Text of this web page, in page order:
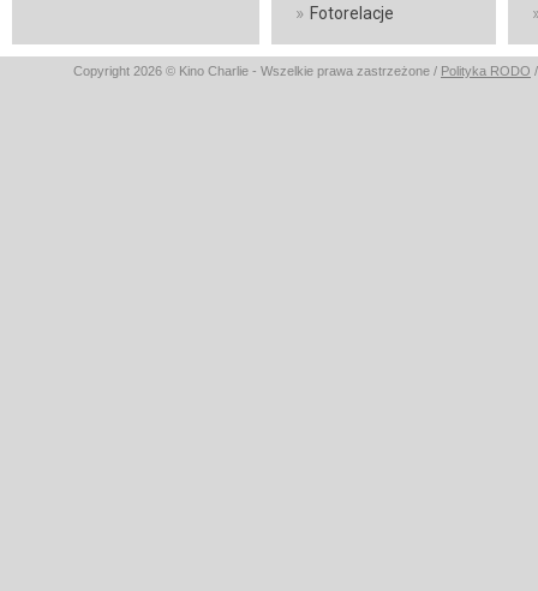
» Fotorelacje
Copyright 2026 © Kino Charlie - Wszelkie prawa zastrzeżone / Polityka RODO